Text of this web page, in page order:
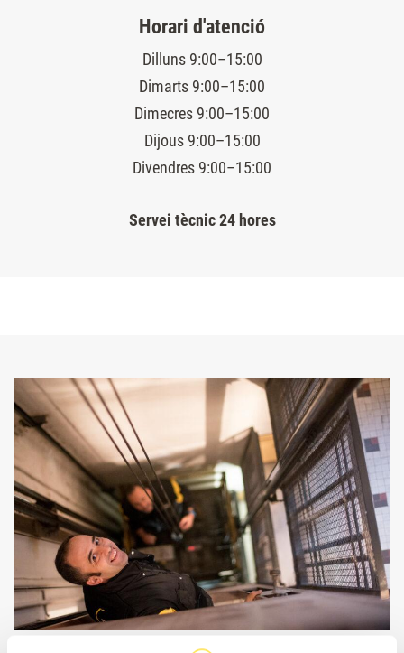
Horari d'atenció
Dilluns 9:00–15:00
Dimarts 9:00–15:00
Dimecres 9:00–15:00
Dijous 9:00–15:00
Divendres 9:00–15:00
Servei tècnic 24 hores